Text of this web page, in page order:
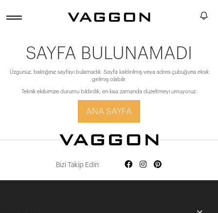
SAYFA BULUNAMADI
Üzgünüz, baktığınız sayfayı bulamadık. Sayfa kaldırılmış veya adres çubuğuna eksik
girilmiş olabilir.
Teknik ekibimize durumu bildirdik, en kısa zamanda düzeltmeyi umuyoruz.
ANA SAYFA
Bizi Takip Edin